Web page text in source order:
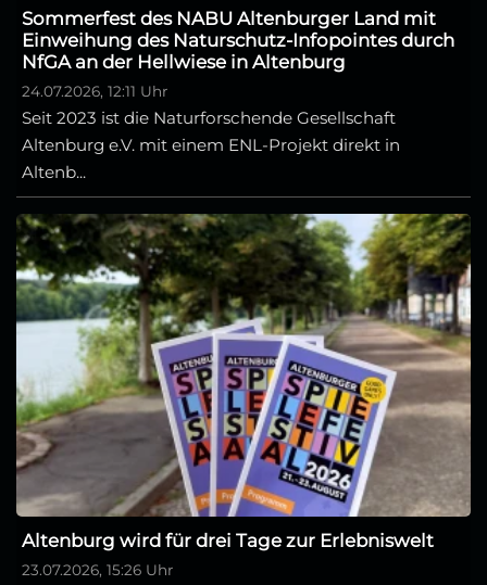
Sommerfest des NABU Altenburger Land mit
Einweihung des Naturschutz-Infopointes durch
NfGA an der Hellwiese in Altenburg
24.07.2026, 12:11 Uhr
Seit 2023 ist die Naturforschende Gesellschaft
Altenburg e.V. mit einem ENL-Projekt direkt in
Altenb...
Altenburg wird für drei Tage zur Erlebniswelt
23.07.2026, 15:26 Uhr